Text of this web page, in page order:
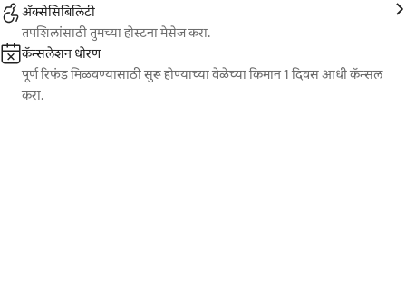
ॲक्सेसिबिलिटी
तपशिलांसाठी तुमच्या होस्टना मेसेज करा.
कॅन्सलेशन धोरण
पूर्ण रिफंड मिळवण्यासाठी सुरू होण्याच्या वेळेच्या किमान 1 दिवस आधी कॅन्सल
करा.